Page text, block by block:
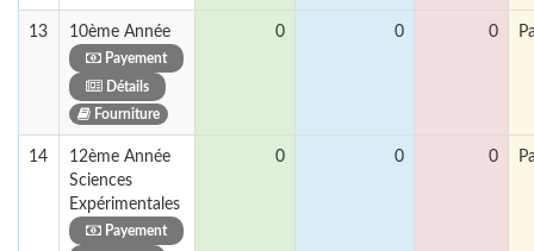
13 10ème Année
Payement
Détails
Fourniture
0 0 0
14
12ème Année
Sciences
Expérimentales
Payement
0 0 0